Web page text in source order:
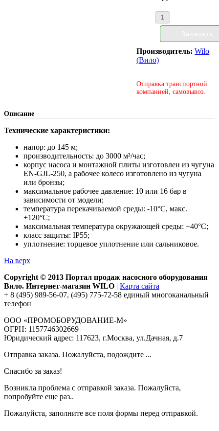
Производитель:Wilo
(Вило)
Отправка транспортной
компанией, самовывоз.
Описание
Технические характеристики:
напор: до 145 м;
производительность: до 3000 м³/час;
корпус насоса и монтажной плиты изготовлен из чугуна
EN-GJL-250, а рабочее колесо изготовлено из чугуна
или бронзы;
максимальное рабочее давление: 10 или 16 бар в
зависимости от модели;
температура перекачиваемой среды: -10°С, макс.
+120°С;
максимальная температура окружающей среды: +40°С;
класс защиты: IP55;
уплотнение: торцевое уплотнение или сальниковое.
На верх
Copyright © 2013 Портал продаж насосного оборудования
Вило. Интернет-магазин WILO | Карта сайта
+ 8 (495) 989-56-07, (495) 775-72-58 единый многоканальный
телефон
ООО «ПРОМОБОРУДОВАНИЕ-М»
ОГРН: 1157746302669
Юридический адрес: 117623, г.Москва, ул.Дачная, д.7
Отправка заказа. Пожалуйста, подождите ...
Спасибо за заказ!
Возникла проблема с отправкой заказа. Пожалуйста,
попробуйте еще раз..
Пожалуйста, заполните все поля формы перед отправкой.